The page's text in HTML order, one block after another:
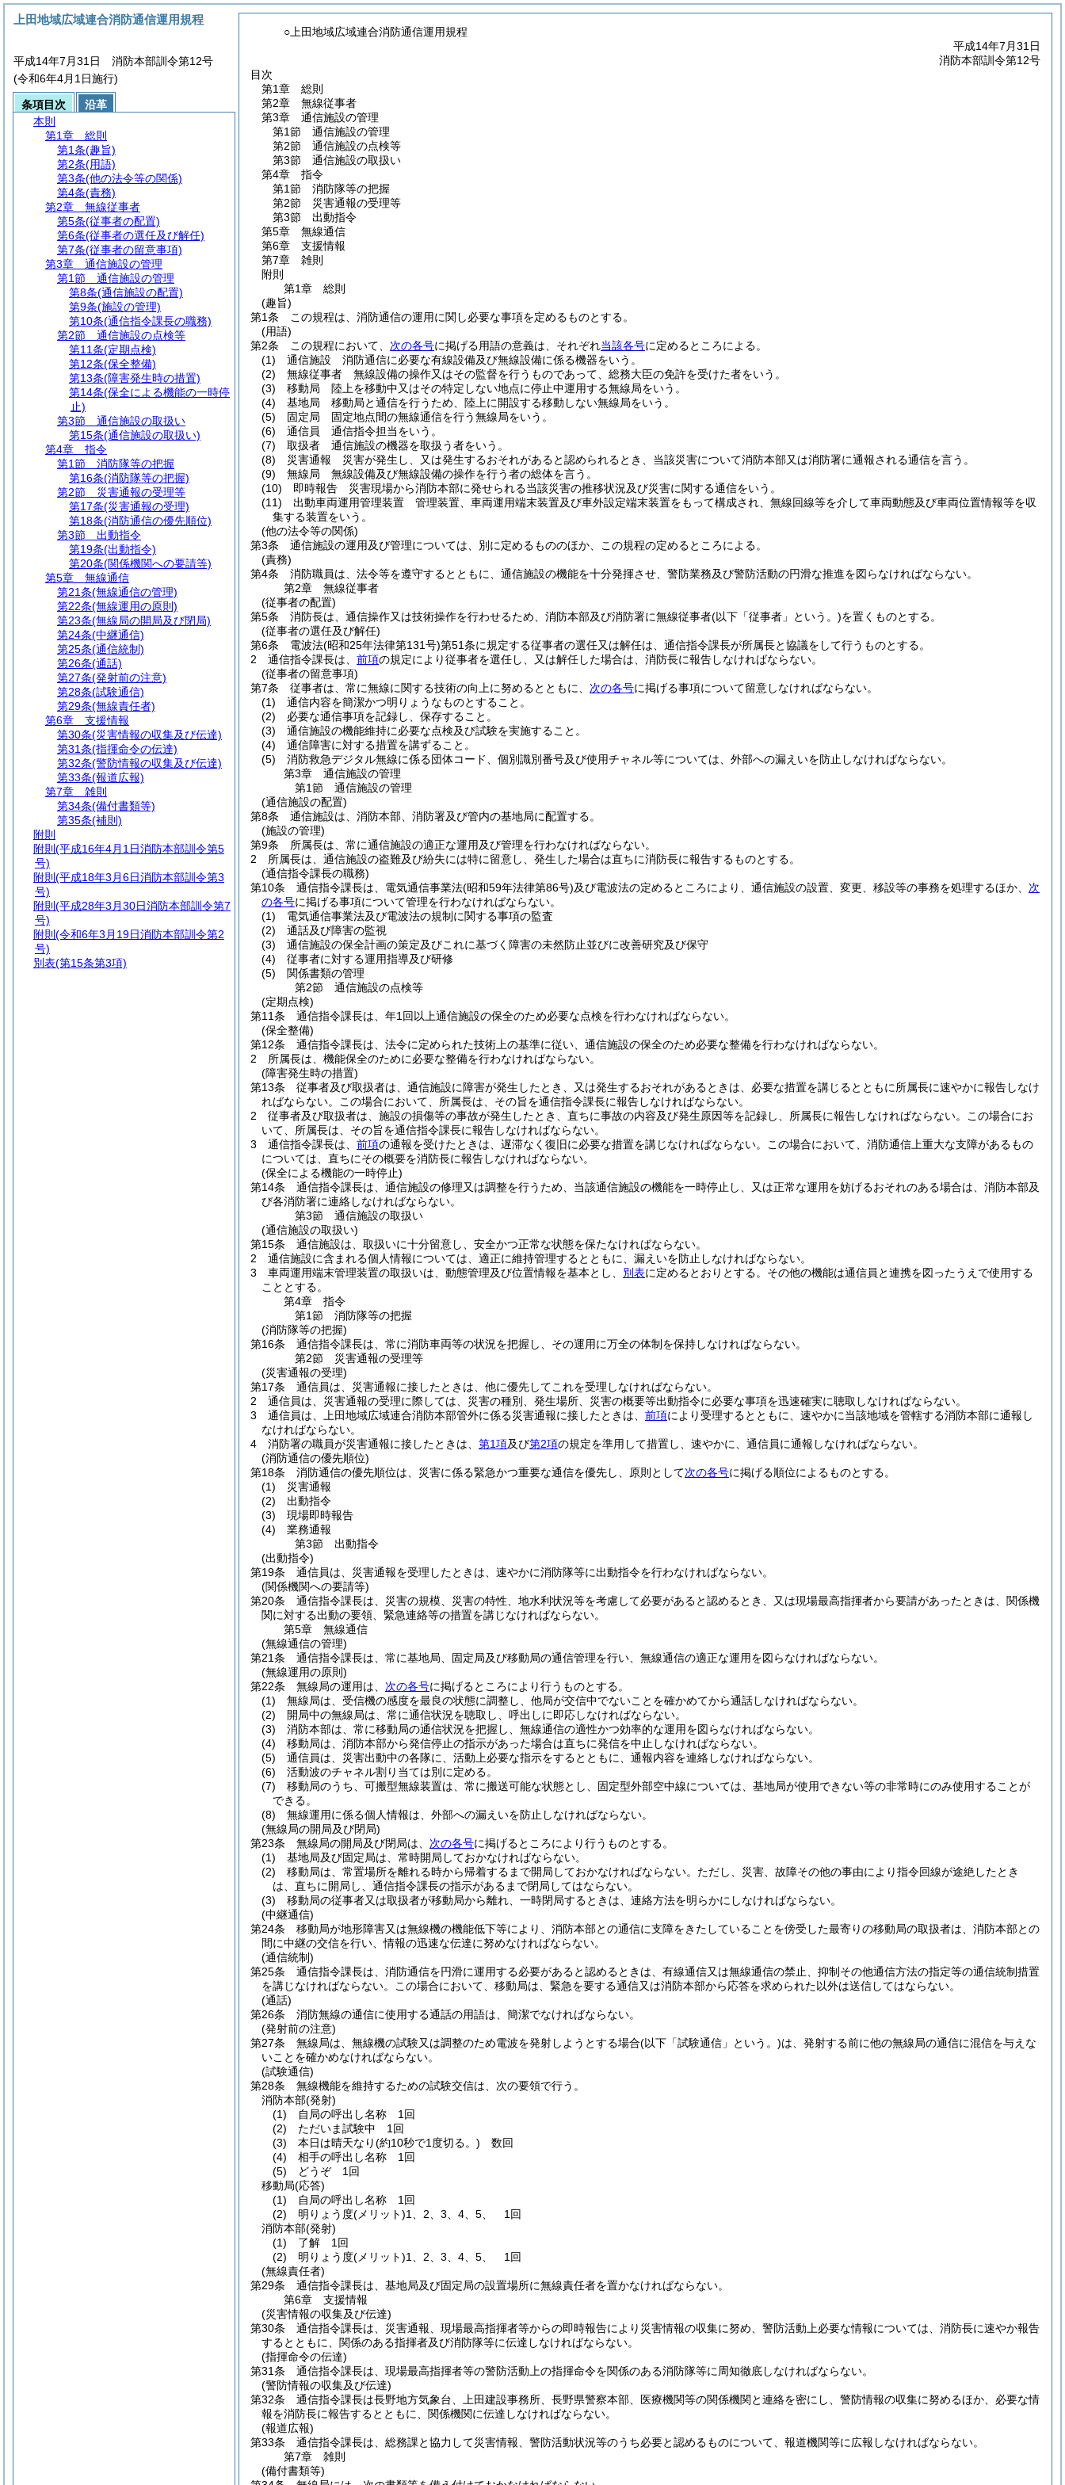
○上田地域広域連合消防通信運用規程
平成14年7月31日
消防本部訓令第12号
目次
第1章
総則
第2章
無線従事者
第3章
通信施設の管理
第1節
通信施設の管理
第2節
通信施設の点検等
第3節
通信施設の取扱い
第4章
指令
第1節
消防隊等の把握
第2節
災害通報の受理等
第3節
出動指令
第5章
無線通信
第6章
支援情報
第7章
雑則
附則
第1章
総則
(趣旨)
第1条
この規程は、消防通信の運用に関し必要な事項を定めるものとする。
(用語)
第2条
この規程において、 次の各号に掲げる用語の意義は、それぞれ当該各号に定めるところによる。
(1)
通信施設 消防通信に必要な有線設備及び無線設備に係る機器をいう。
(2)
無線従事者 無線設備の操作又はその監督を行うものであって、総務大臣の免許を受けた者をいう。
(3)
移動局 陸上を移動中又はその特定しない地点に停止中運用する無線局をいう。
(4)
基地局 移動局と通信を行うため、陸上に開設する移動しない無線局をいう。
(5)
固定局 固定地点間の無線通信を行う無線局をいう。
(6)
通信員 通信指令担当をいう。
(7)
取扱者 通信施設の機器を取扱う者をいう。
(8)
災害通報 災害が発生し、又は発生するおそれがあると認められるとき、当該災害について消防本部又は消防署に通報される通信を言う。
(9)
無線局 無線設備及び無線設備の操作を行う者の総体を言う。
(10)
即時報告 災害現場から消防本部に発せられる当該災害の推移状況及び災害に関する通信をいう。
(11)
出動車両運用管理装置 管理装置、車両運用端末装置及び車外設定端末装置をもって構成され、無線回線等を介して車両動態及び車両位置情報等を収
集する装置をいう。
(他の法令等の関係)
第3条
通信施設の運用及び管理については、別に定めるもののほか、この規程の定めるところによる。
(責務)
第4条
消防職員は、法令等を遵守するとともに、通信施設の機能を十分発揮させ、警防業務及び警防活動の円滑な推進を図らなければならない。
第2章
無線従事者
(従事者の配置)
第5条
消防長は、通信操作又は技術操作を行わせるため、消防本部及び消防署に無線従事者(以下「従事者」という。)を置くものとする。
(従事者の選任及び解任)
第6条
電波法(昭和25年法律第131号)第51条に規定する従事者の選任又は解任は、通信指令課長が所属長と協議をして行うものとする。
2
通信指令課長は、 前項の規定により従事者を選任し、又は解任した場合は、消防長に報告しなければならない。
(従事者の留意事項)
第7条
従事者は、常に無線に関する技術の向上に努めるとともに、 次の各号に掲げる事項について留意しなければならない。
(1)
通信内容を簡潔かつ明りょうなものとすること。
(2)
必要な通信事項を記録し、保存すること。
(3)
通信施設の機能維持に必要な点検及び試験を実施すること。
(4)
通信障害に対する措置を講ずること。
(5)
消防救急デジタル無線に係る団体コード、個別識別番号及び使用チャネル等については、外部への漏えいを防止しなければならない。
第3章
通信施設の管理
第1節
通信施設の管理
(通信施設の配置)
第8条
通信施設は、消防本部、消防署及び管内の基地局に配置する。
(施設の管理)
第9条
所属長は、常に通信施設の適正な運用及び管理を行わなければならない。
2
所属長は、通信施設の盗難及び紛失には特に留意し、発生した場合は直ちに消防長に報告するものとする。
(通信指令課長の職務)
第10条
通信指令課長は、電気通信事業法(昭和59年法律第86号)及び電波法の定めるところにより、通信施設の設置、変更、移設等の事務を処理するほか、 次
の各号に掲げる事項について管理を行わなければならない。
(1)
電気通信事業法及び電波法の規制に関する事項の監査
(2)
通話及び障害の監視
(3)
通信施設の保全計画の策定及びこれに基づく障害の未然防止並びに改善研究及び保守
(4)
従事者に対する運用指導及び研修
(5)
関係書類の管理
第2節
通信施設の点検等
(定期点検)
第11条
通信指令課長は、年1回以上通信施設の保全のため必要な点検を行わなければならない。
(保全整備)
第12条
通信指令課長は、法令に定められた技術上の基準に従い、通信施設の保全のため必要な整備を行わなければならない。
2
所属長は、機能保全のために必要な整備を行わなければならない。
(障害発生時の措置)
第13条
従事者及び取扱者は、通信施設に障害が発生したとき、又は発生するおそれがあるときは、必要な措置を講じるとともに所属長に速やかに報告しなけ
ればならない。
この場合において、所属長は、その旨を通信指令課長に報告しなければならない。
2
従事者及び取扱者は、施設の損傷等の事故が発生したとき、直ちに事故の内容及び発生原因等を記録し、所属長に報告しなければならない。
この場合にお
いて、所属長は、その旨を通信指令課長に報告しなければならない。
3
通信指令課長は、 前項の通報を受けたときは、遅滞なく復旧に必要な措置を講じなければならない。
この場合において、消防通信上重大な支障があるもの
については、直ちにその概要を消防長に報告しなければならない。
(保全による機能の一時停止)
第14条
通信指令課長は、通信施設の修理又は調整を行うため、当該通信施設の機能を一時停止し、又は正常な運用を妨げるおそれのある場合は、消防本部及
び各消防署に連絡しなければならない。
第3節
通信施設の取扱い
(通信施設の取扱い)
第15条
通信施設は、取扱いに十分留意し、安全かつ正常な状態を保たなければならない。
2
通信施設に含まれる個人情報については、適正に維持管理するとともに、漏えいを防止しなければならない。
3
車両運用端末管理装置の取扱いは、動態管理及び位置情報を基本とし、 別表に定めるとおりとする。 その他の機能は通信員と連携を図ったうえで使用する
こととする。
第4章
指令
第1節
消防隊等の把握
(消防隊等の把握)
第16条
通信指令課長は、常に消防車両等の状況を把握し、その運用に万全の体制を保持しなければならない。
第2節
災害通報の受理等
(災害通報の受理)
第17条
通信員は、災害通報に接したときは、他に優先してこれを受理しなければならない。
2
通信員は、災害通報の受理に際しては、災害の種別、発生場所、災害の概要等出動指令に必要な事項を迅速確実に聴取しなければならない。
3
通信員は、上田地域広域連合消防本部管外に係る災害通報に接したときは、 前項により受理するとともに、速やかに当該地域を管轄する消防本部に通報し
なければならない。
4
消防署の職員が災害通報に接したときは、 第1項及び第2項の規定を準用して措置し、速やかに、通信員に通報しなければならない。
(消防通信の優先順位)
第18条
消防通信の優先順位は、災害に係る緊急かつ重要な通信を優先し、原則として次の各号に掲げる順位によるものとする。
(1)
災害通報
(2)
出動指令
(3)
現場即時報告
(4)
業務通報
第3節
出動指令
(出動指令)
第19条
通信員は、災害通報を受理したときは、速やかに消防隊等に出動指令を行わなければならない。
(関係機関への要請等)
第20条
通信指令課長は、災害の規模、災害の特性、地水利状況等を考慮して必要があると認めるとき、又は現場最高指揮者から要請があったときは、関係機
関に対する出動の要領、緊急連絡等の措置を講じなければならない。
第5章
無線通信
(無線通信の管理)
第21条
通信指令課長は、常に基地局、固定局及び移動局の通信管理を行い、無線通信の適正な運用を図らなければならない。
(無線運用の原則)
第22条
無線局の運用は、 次の各号に掲げるところにより行うものとする。
(1)
無線局は、受信機の感度を最良の状態に調整し、他局が交信中でないことを確かめてから通話しなければならない。
(2)
開局中の無線局は、常に通信状況を聴取し、呼出しに即応しなければならない。
(3)
消防本部は、常に移動局の通信状況を把握し、無線通信の適性かつ効率的な運用を図らなければならない。
(4)
移動局は、消防本部から発信停止の指示があった場合は直ちに発信を中止しなければならない。
(5)
通信員は、災害出動中の各隊に、活動上必要な指示をするとともに、通報内容を連絡しなければならない。
(6)
活動波のチャネル割り当ては別に定める。
(7)
移動局のうち、可搬型無線装置は、常に搬送可能な状態とし、固定型外部空中線については、基地局が使用できない等の非常時にのみ使用することが
できる。
(8)
無線運用に係る個人情報は、外部への漏えいを防止しなければならない。
(無線局の開局及び閉局)
第23条
無線局の開局及び閉局は、 次の各号に掲げるところにより行うものとする。
(1)
基地局及び固定局は、常時開局しておかなければならない。
(2)
移動局は、常置場所を離れる時から帰着するまで開局しておかなければならない。 ただし、災害、故障その他の事由により指令回線が途絶したとき
は、直ちに開局し、通信指令課長の指示があるまで閉局してはならない。
(3)
移動局の従事者又は取扱者が移動局から離れ、一時閉局するときは、連絡方法を明らかにしなければならない。
(中継通信)
第24条
移動局が地形障害又は無線機の機能低下等により、消防本部との通信に支障をきたしていることを傍受した最寄りの移動局の取扱者は、消防本部との
間に中継の交信を行い、情報の迅速な伝達に努めなければならない。
(通信統制)
第25条
通信指令課長は、消防通信を円滑に運用する必要があると認めるときは、有線通信又は無線通信の禁止、抑制その他通信方法の指定等の通信統制措置
を講じなければならない。
この場合において、移動局は、緊急を要する通信又は消防本部から応答を求められた以外は送信してはならない。
(通話)
第26条
消防無線の通信に使用する通話の用語は、簡潔でなければならない。
(発射前の注意)
第27条
無線局は、無線機の試験又は調整のため電波を発射しようとする場合(以下「試験通信」という。)は、発射する前に他の無線局の通信に混信を与えな
いことを確かめなければならない。
(試験通信)
第28条
無線機能を維持するための試験交信は、次の要領で行う。
消防本部(発射)
(1) 自局の呼出し名称 1回
(2) ただいま試験中 1回
(3) 本日は晴天なり(約10秒で1度切る。) 数回
(4) 相手の呼出し名称 1回
(5) どうぞ 1回
移動局(応答)
(1) 自局の呼出し名称 1回
(2) 明りょう度(メリット)1、2、3、4、5、 1回
消防本部(発射)
(1) 了解 1回
(2) 明りょう度(メリット)1、2、3、4、5、 1回
(無線責任者)
第29条
通信指令課長は、基地局及び固定局の設置場所に無線責任者を置かなければならない。
第6章
支援情報
(災害情報の収集及び伝達)
第30条
通信指令課長は、災害通報、現場最高指揮者等からの即時報告により災害情報の収集に努め、警防活動上必要な情報については、消防長に速やか報告
するとともに、関係のある指揮者及び消防隊等に伝達しなければならない。
(指揮命令の伝達)
第31条
通信指令課長は、現場最高指揮者等の警防活動上の指揮命令を関係のある消防隊等に周知徹底しなければならない。
(警防情報の収集及び伝達)
第32条
通信指令課長は長野地方気象台、上田建設事務所、長野県警察本部、医療機関等の関係機関と連絡を密にし、警防情報の収集に努めるほか、必要な情
報を消防長に報告するとともに、関係機関に伝達しなければならない。
(報道広報)
第33条
通信指令課長は、総務課と協力して災害情報、警防活動状況等のうち必要と認めるものについて、報道機関等に広報しなければならない。
第7章
雑則
(備付書類等)
上田地域広域連合消防通信運用規程
平成14年7月31日 消防本部訓令第12号
(令和6年4月1日施行)
条項目次
沿革
本則
第1章
総則
第1条(趣旨)
第2条(用語)
第3条(他の法令等の関係)
第4条(責務)
第2章
無線従事者
第5条(従事者の配置)
第6条(従事者の選任及び解任)
第7条(従事者の留意事項)
第3章
通信施設の管理
第1節
通信施設の管理
第8条(通信施設の配置)
第9条(施設の管理)
第10条(通信指令課長の職務)
第2節
通信施設の点検等
第11条(定期点検)
第12条(保全整備)
第13条(障害発生時の措置)
第14条(保全による機能の一時停
止)
第3節
通信施設の取扱い
第15条(通信施設の取扱い)
第4章
指令
第1節
消防隊等の把握
第16条(消防隊等の把握)
第2節
災害通報の受理等
第17条(災害通報の受理)
第18条(消防通信の優先順位)
第3節
出動指令
第19条(出動指令)
第20条(関係機関への要請等)
第5章
無線通信
第21条(無線通信の管理)
第22条(無線運用の原則)
第23条(無線局の開局及び閉局)
第24条(中継通信)
第25条(通信統制)
第26条(通話)
第27条(発射前の注意)
第28条(試験通信)
第29条(無線責任者)
第6章
支援情報
第30条(災害情報の収集及び伝達)
第31条(指揮命令の伝達)
第32条(警防情報の収集及び伝達)
第33条(報道広報)
第7章
雑則
第34条(備付書類等)
第35条(補則)
附則
附則 (平成16年4月1日消防本部訓令第5
号)
附則 (平成18年3月6日消防本部訓令第3
号)
附則 (平成28年3月30日消防本部訓令第7
号)
附則 (令和6年3月19日消防本部訓令第2
号)
別表(第15条第3項)